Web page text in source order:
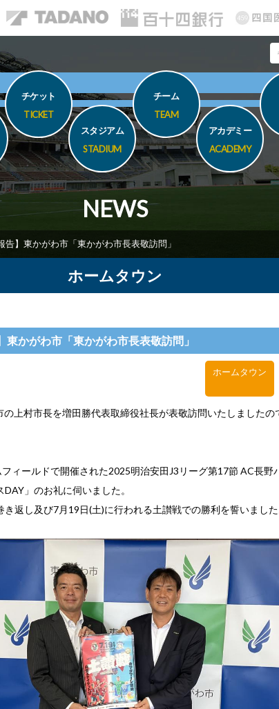
チケット
TICKET
スタジアム
STADIUM
チーム
TEAM
アカデミー
ACADEMY
NEWS
告】東かがわ市「東かがわ市長表敬訪問」
ホームタウン
東かがわ市「東かがわ市長表敬訪問」
ホームタウン
の上村市長を増田勝代表取締役社長が表敬訪問いたしましたの
ィールドで開催された2025明治安田J3リーグ第17節 AC長野
」のお礼に伺いました。
き返し及び7月19日(土)に行われる土讃戦での勝利を誓いました